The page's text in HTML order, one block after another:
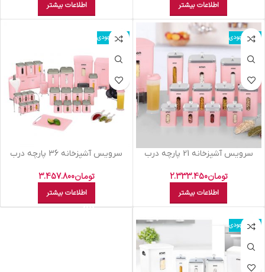
اطلاعات بیشتر اطلاعات بیشتر
اتمام موجودی
سرويس آشپزخانه 21 پارچه درب
پاستيليتومان2.333.450
اطلاعات بیشتر
اتمام موجودی
سرويس آشپزخانه 36 پارچه درب
پاستيليتومان3.457.800
اطلاعات بیشتر
اتمام موجودی